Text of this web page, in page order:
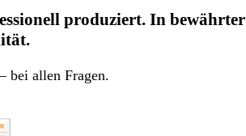
Seite
Seite
Seite
produziert. In bewährter
bei allen Fragen.